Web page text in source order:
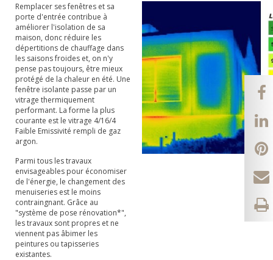
Remplacer ses fenêtres et sa
porte d'entrée contribue à
améliorer l'isolation de sa
maison, donc réduire les
dépertitions de chauffage dans
les saisons froides et, on n'y
pense pas toujours, être mieux
protégé de la chaleur en été. Une
fenêtre isolante passe par un
vitrage thermiquement
performant. La forme la plus
courante est le vitrage 4/16/4
Faible Emissivité rempli de gaz
argon.
Parmi tous les travaux
envisageables pour économiser
de l'énergie, le changement des
menuiseries est le moins
contraingnant. Grâce au
"système de pose rénovation*",
les travaux sont propres et ne
viennent pas âbimer les
peintures ou tapisseries
existantes.